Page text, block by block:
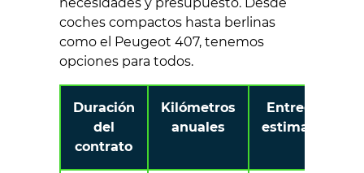
coches compactos hasta berlinas
como el Peugeot 407, tenemos
opciones para todos.
Duración
del
contrato
Kilómetros
anuales
Entrega
estimada